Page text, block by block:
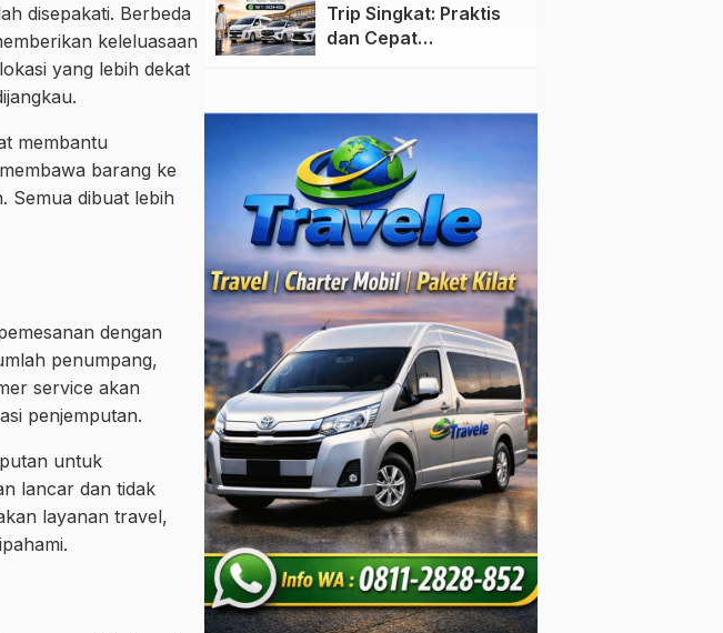
disepakati. Berbeda
keleluasaan
yang lebih dekat
membantu
barang ke
Semua dibuat lebih
dengan
penumpang,
service akan
penjemputan.
untuk
lancar dan tidak
layanan travel,
Trip Singkat: Praktis
dan Cepat